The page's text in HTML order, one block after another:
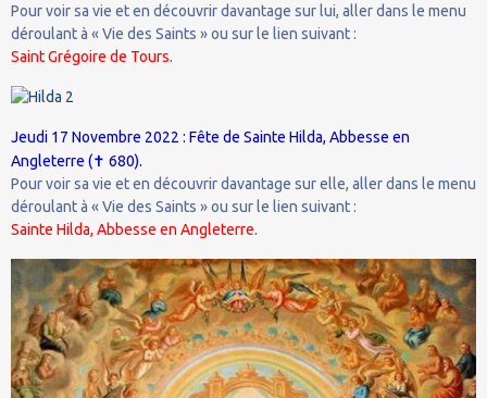
Pour voir sa vie et en découvrir davantage sur lui, aller dans le menu
déroulant à « Vie des Saints » ou sur le lien suivant :
Saint Grégoire de Tours.
Jeudi 17 Novembre 2022 : Fête de Sainte Hilda, Abbesse en
Angleterre (✝ 680).
Pour voir sa vie et en découvrir davantage sur elle, aller dans le menu
déroulant à « Vie des Saints » ou sur le lien suivant :
Sainte Hilda, Abbesse en Angleterre.